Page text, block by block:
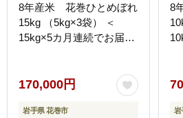
8年産米 花巻ひとめぼれ
15kg （5kg×3袋） ＜
15kg×5カ月連続でお届け
170,000円
岩手県 花巻市
8
岩